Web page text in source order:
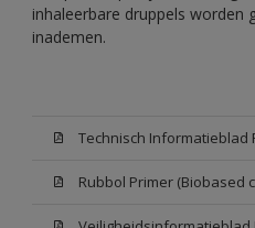
inhaleerbare druppels worden
inademen.
Rubbol Primer (Biobased